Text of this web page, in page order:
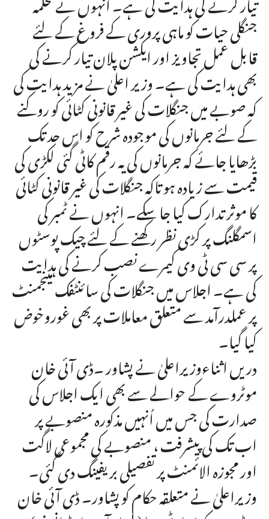
جنگلی حیات کو ماہی پروری کے فروغ کے لئے
قابل عمل تجاویز اور ایکشن پلان تیار کرنے کی
بھی ہدایت کی ہے۔ وزیر اعلیٰ نے مزید ہدایت کی
کہ صوبے میں جنگلات کی غیر قانونی کٹائی کو روکنے
کے لئے جرمانوں کی موجودہ شرح کو اس حد تک
بڑھایا جائے کہ جرمانوں کی یہ رقم کاٹی گئی لکڑی کی
قیمت سے زیادہ ہو تاکہ جنگلات کی غیر قانونی کٹائی
کا موثر تدارک کیا جا سکے۔ انہوں نے ٹمبر کی
اسمگلنگ پر کڑی نظر رکھنے کے لئے چیک پوسٹوں
پر سی سی ٹی وی کیمرے نصب کرنے کی ہدایت
کی ہے۔ اجلاس میں جنگلات کی سائنٹفک مینجمنٹ
پر عملدرآمد سے متعلق معاملات پر بھی غوروخوض
کیا گیا۔
دریں اثناءوزیراعلیٰ نے پشاور ۔ڈی آئی خان
موٹروے کے حوالے سے بھی ایک اجلاس کی
صدارت کی جس میں اُنہیں مذکورہ منصوبے پر
اب تک کی پیشرفت ، منصوبے کی مجموعی لاگت
اور مجوزہ الائمنٹ پر تفصیلی بریفینگ دی گئی۔
وزیراعلیٰ نے متعلقہ حکام کو پشاور۔ ڈی آئی خان